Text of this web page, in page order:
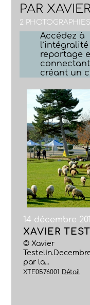
PAR
2
Accédez à
reportage
créant un
14 décembre
XAVIER
© Xavier
par la...
XTE0576001 Détail